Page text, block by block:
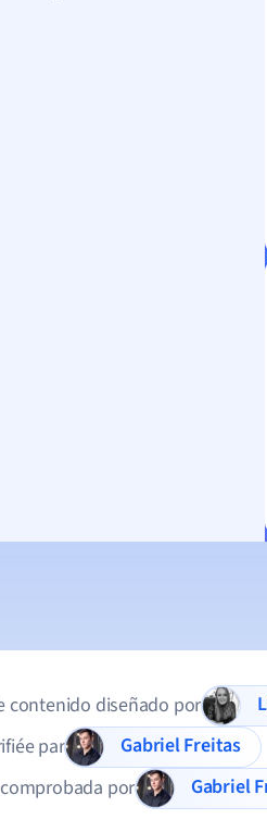
contenido diseñado por
par
Gabriel Freitas
por
Gabriel